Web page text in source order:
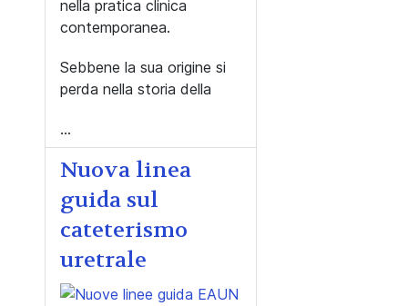
nella pratica clinica
contemporanea.
Sebbene la sua origine si
perda nella storia della
...
Nuova linea
guida sul
cateterismo
uretrale